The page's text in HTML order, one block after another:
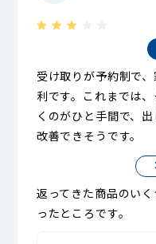
受け取りが予約制で
利です。これまでは
くのがひと手間で、
改善できそうです。
返ってきた商品のい
ったところです。